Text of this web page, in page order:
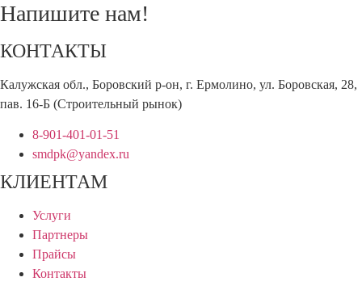
Напишите нам!
КОНТАКТЫ
Калужская обл., Боровский р-он, г. Ермолино, ул. Боровская, 28,
пав. 16-Б (Строительный рынок)
8-901-401-01-51
smdpk@yandex.ru
КЛИЕНТАМ
Услуги
Партнеры
Прайсы
Контакты